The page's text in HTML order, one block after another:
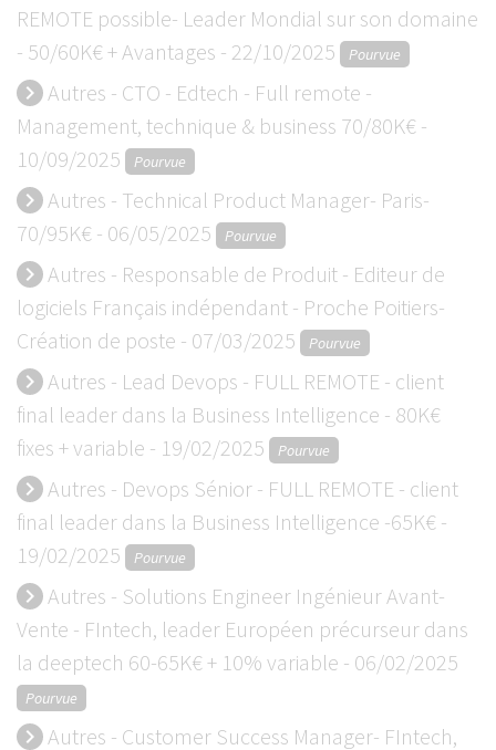
REMOTE possible- Leader Mondial sur son domaine
- 50/60K€ + Avantages - 22/10/2025
Pourvue
keyboard_arrow_rightAutres - CTO - Edtech - Full remote -
Management, technique & business 70/80K€ -
10/09/2025
Pourvue
keyboard_arrow_rightAutres - Technical Product Manager- Paris-
70/95K€ - 06/05/2025
Pourvue
keyboard_arrow_rightAutres - Responsable de Produit - Editeur de
logiciels Français indépendant - Proche Poitiers-
Création de poste - 07/03/2025
Pourvue
keyboard_arrow_rightAutres - Lead Devops - FULL REMOTE - client
final leader dans la Business Intelligence - 80K€
fixes + variable - 19/02/2025
Pourvue
keyboard_arrow_rightAutres - Devops Sénior - FULL REMOTE - client
final leader dans la Business Intelligence -65K€ -
19/02/2025
Pourvue
keyboard_arrow_rightAutres - Solutions Engineer Ingénieur Avant-
Vente - FIntech, leader Européen précurseur dans
la deeptech 60-65K€ + 10% variable - 06/02/2025
Pourvue
keyboard_arrow_rightAutres - Customer Success Manager- FIntech,